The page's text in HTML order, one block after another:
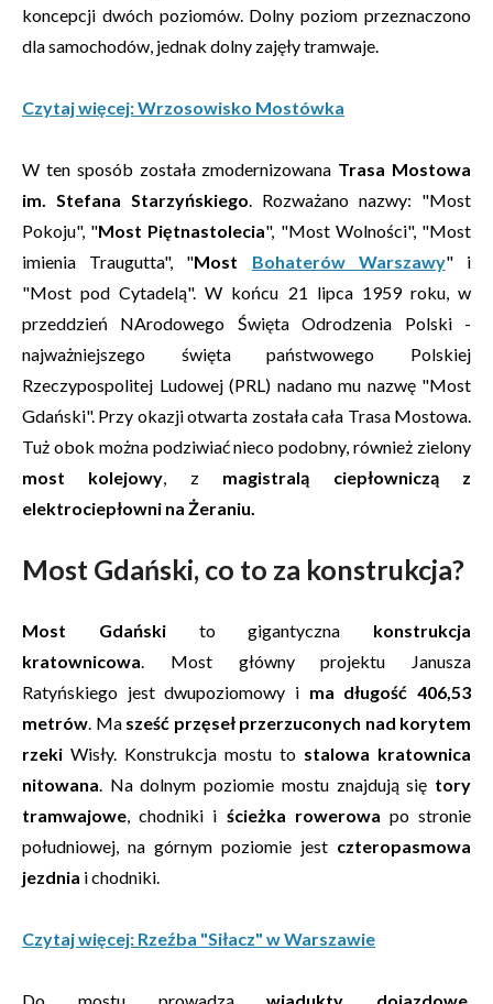
koncepcji dwóch poziomów. Dolny poziom przeznaczono
dla samochodów, jednak dolny zajęły tramwaje.
Czytaj więcej: Wrzosowisko Mostówka
W ten sposób została zmodernizowana Trasa Mostowa
im. Stefana Starzyńskiego. Rozważano nazwy: "Most
Pokoju", "Most Piętnastolecia", "Most Wolności", "Most
imienia Traugutta", "Most Bohaterów Warszawy" i
"Most pod Cytadelą". W końcu 21 lipca 1959 roku, w
przeddzień NArodowego Święta Odrodzenia Polski -
najważniejszego święta państwowego Polskiej
Rzeczypospolitej Ludowej (PRL) nadano mu nazwę "Most
Gdański". Przy okazji otwarta została cała Trasa Mostowa.
Tuż obok można podziwiać nieco podobny, również zielony
most kolejowy, zmagistralą ciepłowniczą z
elektrociepłowni na Żeraniu.
Most Gdański, co to za konstrukcja?
Most Gdańskito gigantyczna konstrukcja
kratownicowa. Most główny projektu Janusza
Ratyńskiego jest dwupoziomowy i ma długość 406,53
metrów. Ma sześć przęseł przerzuconych nad korytem
rzeki Wisły. Konstrukcja mostu to stalowa kratownica
nitowana. Na dolnym poziomie mostu znajdują się tory
tramwajowe, chodniki i ścieżka rowerowa po stronie
południowej, na górnym poziomie jest czteropasmowa
jezdnia i chodniki.
Czytaj więcej: Rzeźba "Siłacz" w Warszawie